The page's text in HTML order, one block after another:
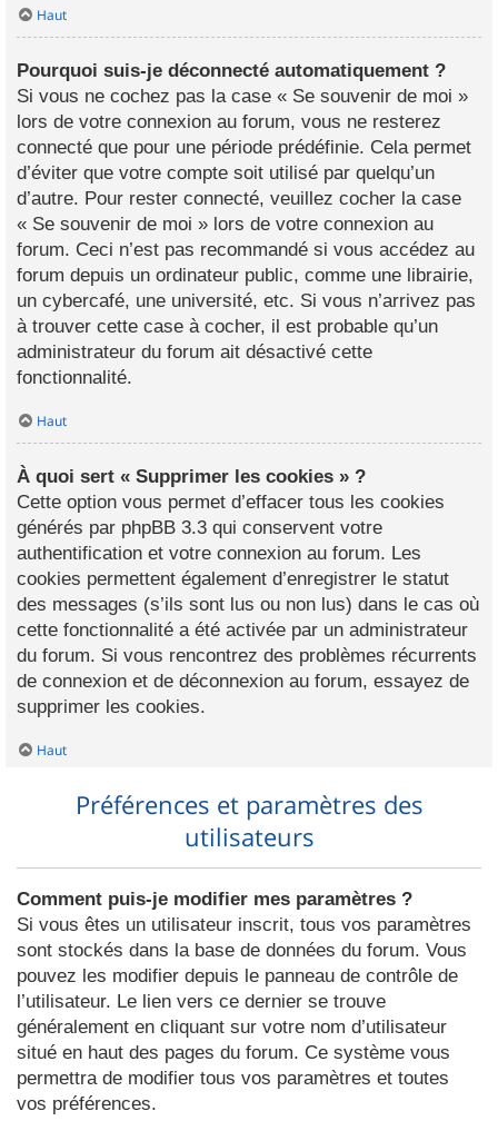
Haut
Pourquoi suis-je déconnecté automatiquement ?
Si vous ne cochez pas la case « Se souvenir de moi »
lors de votre connexion au forum, vous ne resterez
connecté que pour une période prédéfinie. Cela permet
d’éviter que votre compte soit utilisé par quelqu’un
d’autre. Pour rester connecté, veuillez cocher la case
« Se souvenir de moi » lors de votre connexion au
forum. Ceci n’est pas recommandé si vous accédez au
forum depuis un ordinateur public, comme une librairie,
un cybercafé, une université, etc. Si vous n’arrivez pas
à trouver cette case à cocher, il est probable qu’un
administrateur du forum ait désactivé cette
fonctionnalité.
Haut
À quoi sert « Supprimer les cookies » ?
Cette option vous permet d’effacer tous les cookies
générés par phpBB 3.3 qui conservent votre
authentification et votre connexion au forum. Les
cookies permettent également d’enregistrer le statut
des messages (s’ils sont lus ou non lus) dans le cas où
cette fonctionnalité a été activée par un administrateur
du forum. Si vous rencontrez des problèmes récurrents
de connexion et de déconnexion au forum, essayez de
supprimer les cookies.
Haut
Préférences et paramètres des
utilisateurs
Comment puis-je modifier mes paramètres ?
Si vous êtes un utilisateur inscrit, tous vos paramètres
sont stockés dans la base de données du forum. Vous
pouvez les modifier depuis le panneau de contrôle de
l’utilisateur. Le lien vers ce dernier se trouve
généralement en cliquant sur votre nom d’utilisateur
situé en haut des pages du forum. Ce système vous
permettra de modifier tous vos paramètres et toutes
vos préférences.